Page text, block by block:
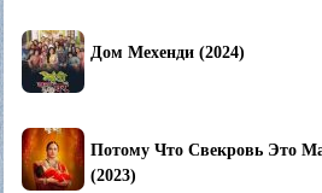
Дом Мехенди (2024)
Потому Что Свекровь Это
(2023)